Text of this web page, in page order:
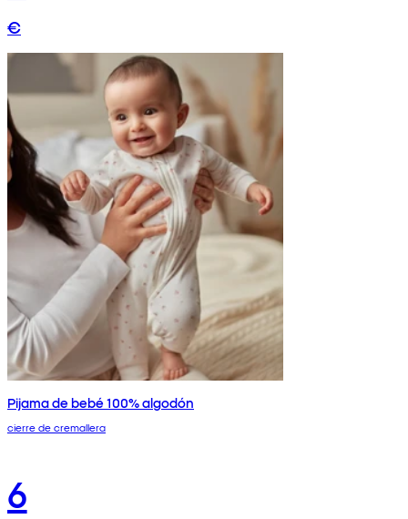
€
Pijama de bebé 100% algodón
cierre de cremallera
6